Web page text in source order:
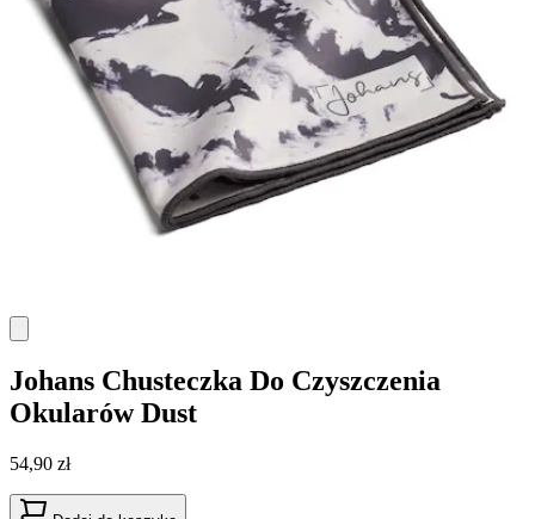
Johans Chusteczka Do Czyszczenia
Okularów Dust
54,90 zł